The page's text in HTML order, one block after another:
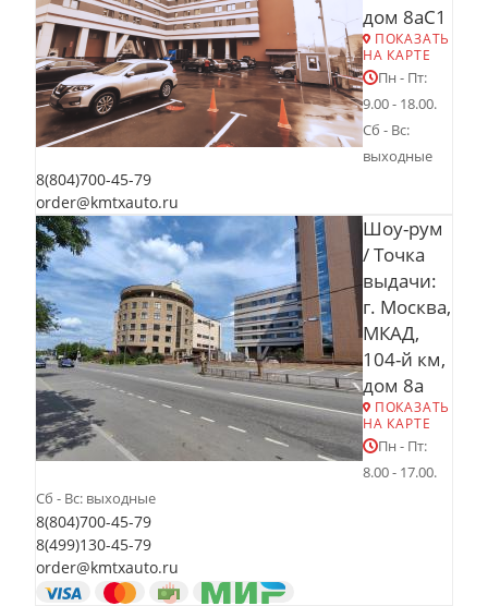
дом 8аС1
ПОКАЗАТЬ
НА КАРТЕ
Пн - Пт:
9.00 - 18.00.
Сб - Вс:
выходные
8(804)700-45-79
order@kmtxauto.ru
Шоу-рум
/ Точка
выдачи:
г. Москва,
МКАД,
104-й км,
дом 8а
ПОКАЗАТЬ
НА КАРТЕ
Пн - Пт:
8.00 - 17.00.
Сб - Вс: выходные
8(804)700-45-79
8(499)130-45-79
order@kmtxauto.ru